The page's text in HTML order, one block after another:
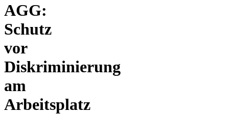
AGG:
Schutz
vor
Diskriminierung
am
Arbeitsplatz